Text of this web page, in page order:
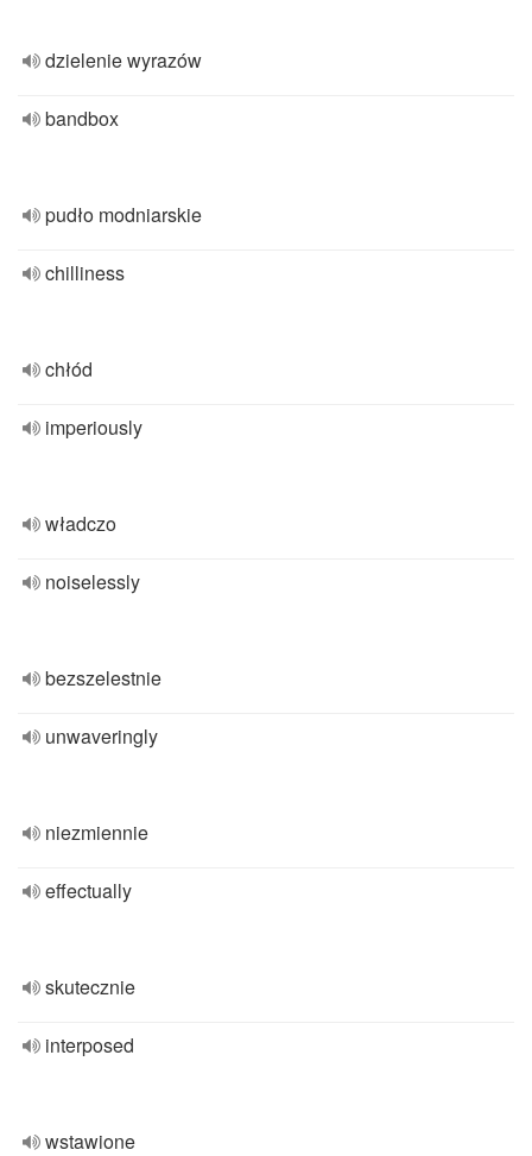
dzielenie wyrazów
bandbox
pudło modniarskie
chilliness
chłód
imperiously
władczo
noiselessly
bezszelestnie
unwaveringly
niezmiennie
effectually
skutecznie
interposed
wstawione